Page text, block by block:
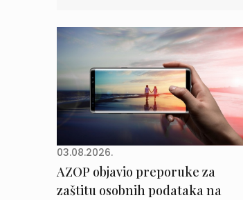
03.08.2026.
AZOP objavio preporuke za
zaštitu osobnih podataka na